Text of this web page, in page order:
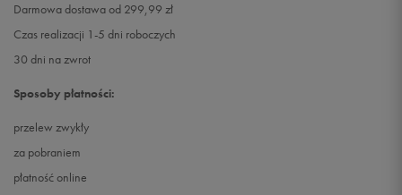
Darmowa dostawa od 299,99 zł
Czas realizacji 1-5 dni roboczych
30 dni na zwrot
Sposoby płatności:
przelew zwykły
za pobraniem
płatność online